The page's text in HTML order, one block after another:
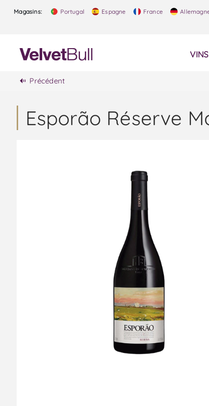
Magasins: Portugal Espagne France
VINS
Précédent
Esporão Réserve